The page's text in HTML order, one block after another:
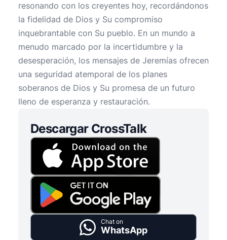
resonando con los creyentes hoy, recordándonos
la fidelidad de Dios y Su compromiso
inquebrantable con Su pueblo. En un mundo a
menudo marcado por la incertidumbre y la
desesperación, los mensajes de Jeremías ofrecen
una seguridad atemporal de los planes
soberanos de Dios y Su promesa de un futuro
lleno de esperanza y restauración.
Descargar CrossTalk
Chat on
WhatsApp